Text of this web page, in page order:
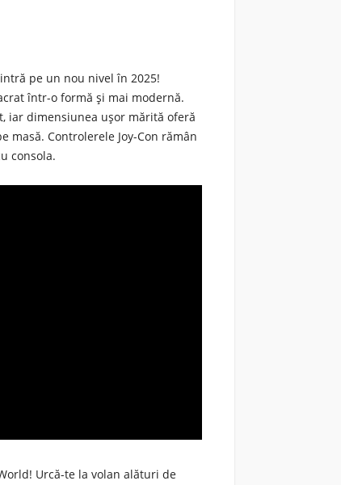
pe un nou nivel în 2025!
într-o formă și mai modernă.
iar dimensiunea ușor mărită oferă
Controlerele Joy-Con rămân
consola.
Urcă-te la volan alături de